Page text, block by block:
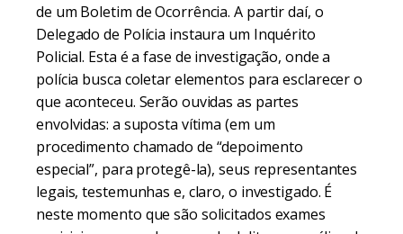
de um Boletim de Ocorrência. A partir daí, o
Delegado de Polícia instaura um Inquérito
Policial. Esta é a fase de investigação, onde a
polícia busca coletar elementos para esclarecer o
que aconteceu. Serão ouvidas as partes
envolvidas: a suposta vítima (em um
procedimento chamado de “depoimento
especial”, para protegê-la), seus representantes
legais, testemunhas e, claro, o investigado. É
neste momento que são solicitados exames